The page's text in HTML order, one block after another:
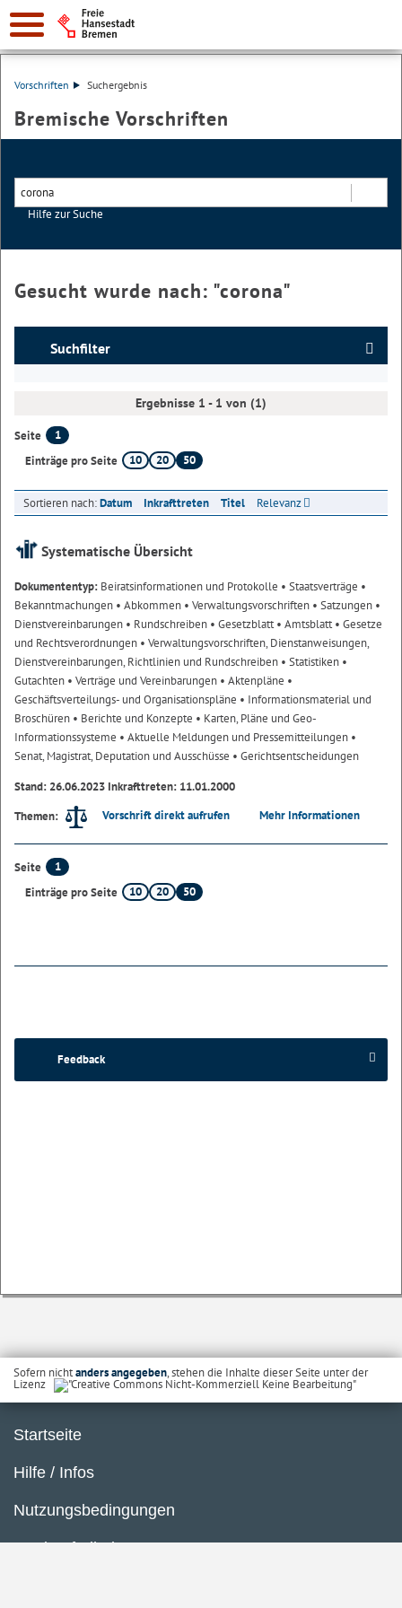
Vorschriften Suchergebnis
Bremische Vorschriften
Hilfe zur Suche
Gesucht wurde nach: "corona"
Suchfilter
Ergebnisse 1 - 1 von (1)
Seite
1
Einträge pro Seite
10 20 50
Sortieren nach:Datum Inkrafttreten Titel Relevanz
Systematische Übersicht
Dokumententyp: Beiratsinformationen und Protokolle • Staatsverträge •
Bekanntmachungen • Abkommen • Verwaltungsvorschriften • Satzungen •
Dienstvereinbarungen • Rundschreiben • Gesetzblatt• Amtsblatt• Gesetze
und Rechtsverordnungen • Verwaltungsvorschriften, Dienstanweisungen,
Dienstvereinbarungen, Richtlinien und Rundschreiben • Statistiken •
Gutachten • Verträge und Vereinbarungen • Aktenpläne •
Geschäftsverteilungs- und Organisationspläne • Informationsmaterial und
Broschüren • Berichte und Konzepte • Karten, Pläne und Geo-
Informationssysteme • Aktuelle Meldungen und Pressemitteilungen •
Senat, Magistrat, Deputation und Ausschüsse • Gerichtsentscheidungen
Stand: 26.06.2023 Inkrafttreten: 11.01.2000
Themen:
Vorschrift direkt aufrufen Mehr Informationen
Seite
1
Einträge pro Seite
10 20 50
Feedback
Sofern nichtanders angegeben, stehen die Inhalte dieser Seite unter der
Lizenz
Startseite
Hilfe / Infos
Nutzungsbedingungen
Barrierefreiheit